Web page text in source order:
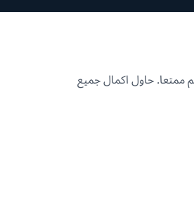
ممتعا. حاول اكمال جميع